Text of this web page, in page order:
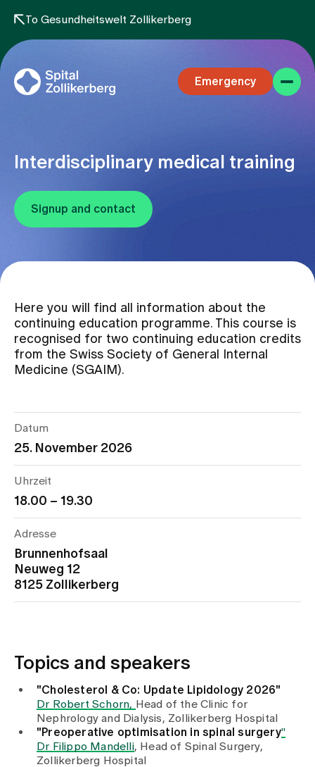
To Gesundheitswelt Zollikerberg
Emergency
Specialist areas
Stay
Team
Assigning
About us
Latest news
Contact us
Interdisciplinary medical training
Signup and contact
Here you will find all information about the
continuing education programme. This course is
recognised for two continuing education credits
from the Swiss Society of General Internal
Medicine (SGAIM).
Datum
25. November 2026
Uhrzeit
18.00 – 19.30
Adresse
Brunnenhofsaal
Neuweg 12
8125 Zollikerberg
Topics and speakers
"Cholesterol & Co: Update Lipidology 2026"
Dr Robert Schorn, Head of the Clinic for
Nephrology and Dialysis, Zollikerberg Hospital
"Preoperative optimisation in spinal surgery"
Dr Filippo Mandelli, Head of Spinal Surgery,
Zollikerberg Hospital